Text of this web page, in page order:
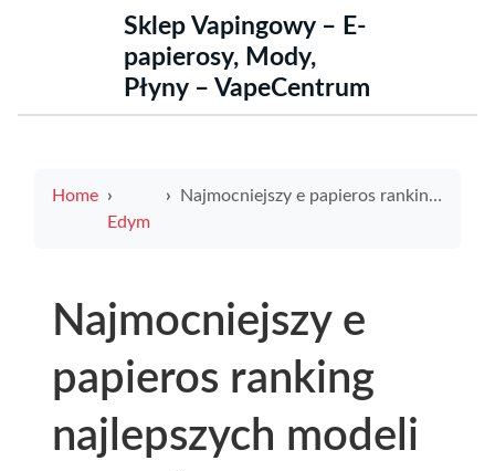
Sklep Vapingowy – E-
papierosy, Mody,
Płyny – VapeCentrum
Home
Edym
Najmocniejszy e papieros ranking najlepszych modeli na rynku
Najmocniejszy e
papieros ranking
najlepszych modeli